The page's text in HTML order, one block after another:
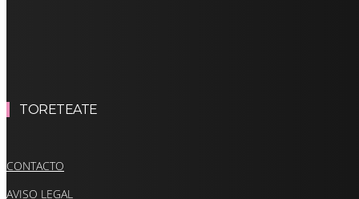
TORETEATE
CONTACTO
AVISO LEGAL